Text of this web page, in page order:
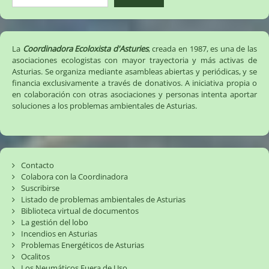
La Coordinadora Ecoloxista d'Asturies, creada en 1987, es una de las
asociaciones ecologistas con mayor trayectoria y más activas de
Asturias. Se organiza mediante asambleas abiertas y periódicas, y se
financia exclusivamente a través de donativos. A iniciativa propia o
en colaboración con otras asociaciones y personas intenta aportar
soluciones a los problemas ambientales de Asturias.
Contacto
Colabora con la Coordinadora
Suscribirse
Listado de problemas ambientales de Asturias
Biblioteca virtual de documentos
La gestión del lobo
Incendios en Asturias
Problemas Energéticos de Asturias
Ocalitos